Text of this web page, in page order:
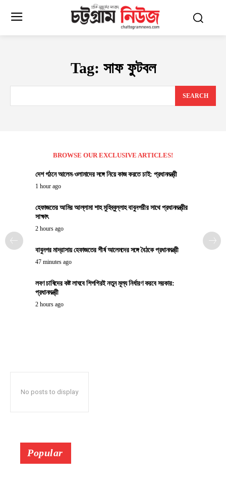
Tag: সাফ ফুটবল
SEARCH
BROWSE OUR EXCLUSIVE ARTICLES!
দেশ গঠনে আলেম-ওলামাদের সঙ্গে নিয়ে কাজ করতে চাই: প্রধানমন্ত্রী
1 hour ago
হেফাজতের আমির আল্লামা শাহ মুহিব্বুল্লাহ বাবুনগরীর সাথে প্রধানমন্ত্রীর
সাক্ষাৎ
2 hours ago
বাবুনগর মাদ্রাসায় হেফাজতের শীর্ষ আলেমদের সঙ্গে বৈঠকে প্রধানমন্ত্রী
47 minutes ago
লবণ চাষিদের কষ্ট লাঘবে শিগগিরই নতুন মূল্য নির্ধারণ করবে সরকার:
প্রধানমন্ত্রী
2 hours ago
No posts to display
Popular